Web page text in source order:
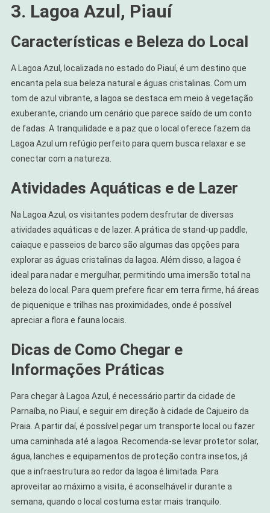
3. Lagoa Azul, Piauí
Características e Beleza do Local
A Lagoa Azul, localizada no estado do Piauí, é um destino que
encanta pela sua beleza natural e águas cristalinas. Com um
tom de azul vibrante, a lagoa se destaca em meio à vegetação
exuberante, criando um cenário que parece saído de um conto
de fadas. A tranquilidade e a paz que o local oferece fazem da
Lagoa Azul um refúgio perfeito para quem busca relaxar e se
conectar com a natureza.
Atividades Aquáticas e de Lazer
Na Lagoa Azul, os visitantes podem desfrutar de diversas
atividades aquáticas e de lazer. A prática de stand-up paddle,
caiaque e passeios de barco são algumas das opções para
explorar as águas cristalinas da lagoa. Além disso, a lagoa é
ideal para nadar e mergulhar, permitindo uma imersão total na
beleza do local. Para quem prefere ficar em terra firme, há áreas
de piquenique e trilhas nas proximidades, onde é possível
apreciar a flora e fauna locais.
Dicas de Como Chegar e
Informações Práticas
Para chegar à Lagoa Azul, é necessário partir da cidade de
Parnaíba, no Piauí, e seguir em direção à cidade de Cajueiro da
Praia. A partir daí, é possível pegar um transporte local ou fazer
uma caminhada até a lagoa. Recomenda-se levar protetor solar,
água, lanches e equipamentos de proteção contra insetos, já
que a infraestrutura ao redor da lagoa é limitada. Para
aproveitar ao máximo a visita, é aconselhável ir durante a
semana, quando o local costuma estar mais tranquilo.